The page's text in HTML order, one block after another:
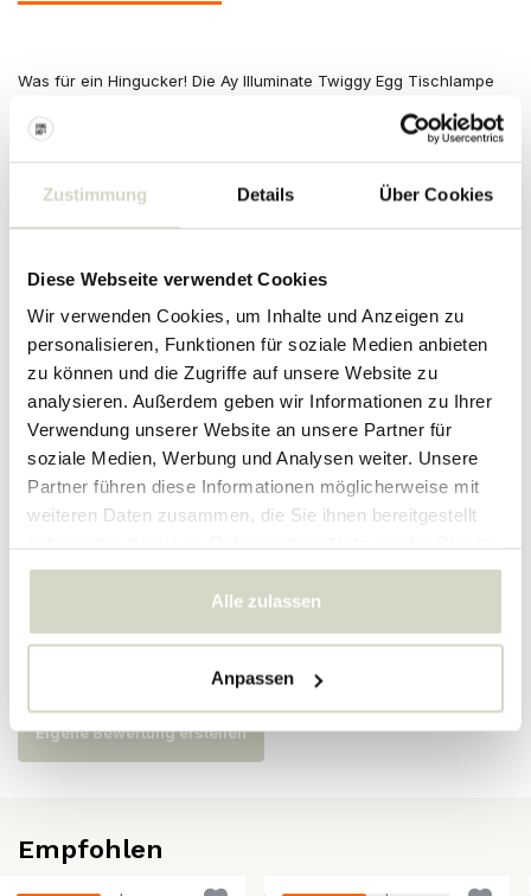
Zustimmung Details Über Cookies
Diese Webseite verwendet Cookies
Wir verwenden Cookies, um Inhalte und Anzeigen zu
personalisieren, Funktionen für soziale Medien anbieten
zu können und die Zugriffe auf unsere Website zu
analysieren. Außerdem geben wir Informationen zu Ihrer
Verwendung unserer Website an unsere Partner für
soziale Medien, Werbung und Analysen weiter. Unsere
Partner führen diese Informationen möglicherweise mit
weiteren Daten zusammen, die Sie ihnen bereitgestellt
gesammelt haben.
Alle zulassen
Anpassen
Was für ein Hingucker! Die Ay Illuminate Twiggy Egg Tischlampe
Lampe hat einen Durchmesser von 30cm und eine Höhe von
35cm. Die Lampen von Ay Illuminate sind handgefertigt und jedes
Material: Bambus
Sonstiges:E27-Fassung, maximal 60W. Exklusive Glühbirne.
PRODUKTDETAILS
Artikelnummer AI-760-101-01
SKU
EAN 8718421379019
Es wurden noch keine Bewertungen für dieses Produkt
Eigene Bewertung erstellen
Empfohlen